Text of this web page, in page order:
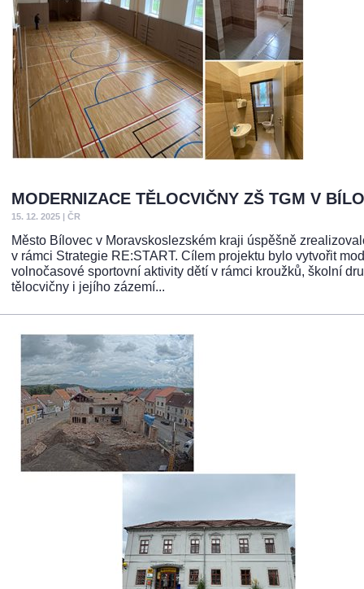
MODERNIZACE TĚLOCVIČNY ZŠ TGM V
15. 12. 2025 | ČR
Město Bílovec v Moravskoslezském kraji úspěšně
v rámci Strategie RE:START. Cílem projektu bylo vytvořit
volnočasové sportovní aktivity dětí v rámci kroužků, školní
tělocvičny i jejího zázemí...